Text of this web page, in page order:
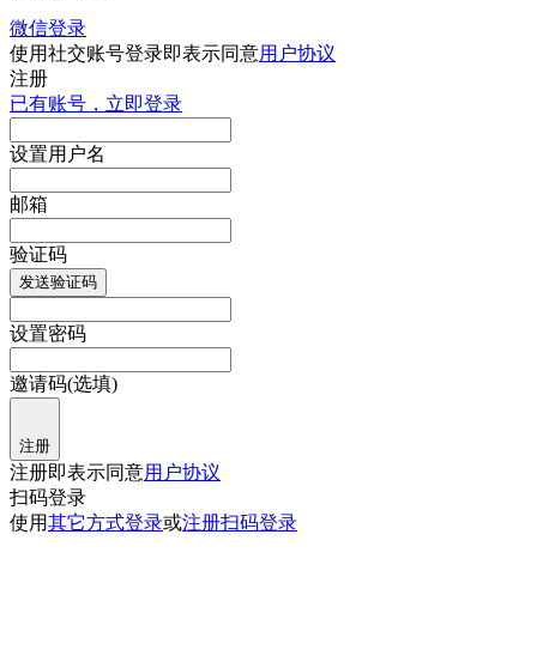
微信登录
使用社交账号登录即表示同意用户协议
注册
已有账号，立即登录
设置用户名
邮箱
验证码
发送验证码
设置密码
邀请码(选填)
注册
注册即表示同意用户协议
扫码登录
使用其它方式登录或注册扫码登录